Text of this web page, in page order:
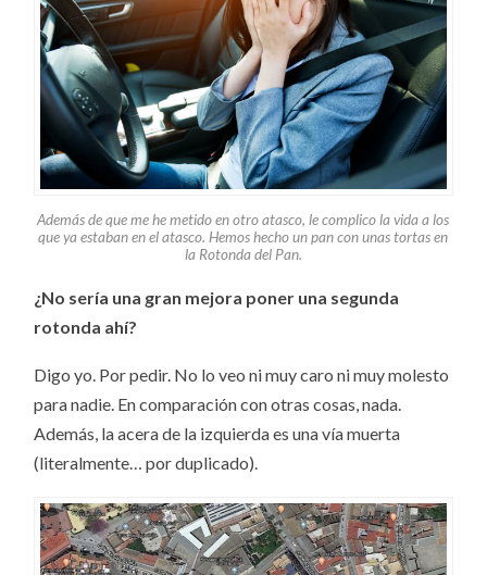
Además de que me he metido en otro atasco, le complico la vida a los
que ya estaban en el atasco. Hemos hecho un pan con unas tortas en
la Rotonda del Pan.
¿No sería una gran mejora poner una segunda
rotonda ahí?
Digo yo. Por pedir. No lo veo ni muy caro ni muy molesto
para nadie. En comparación con otras cosas, nada.
Además, la acera de la izquierda es una vía muerta
(literalmente… por duplicado).